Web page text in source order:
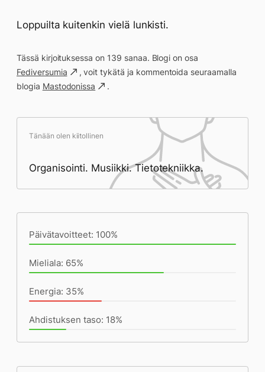
Loppuilta kuitenkin vielä lunkisti.
Tässä kirjoituksessa on 139 sanaa. Blogi on osa
Fediversumia
, voit tykätä ja kommentoida seuraamalla
blogia Mastodonissa .
Tänään olen kiitollinen
Organisointi. Musiikki. Tietotekniikka.
Päivätavoitteet: 100%
Mieliala: 65%
Energia: 35%
Ahdistuksen taso: 18%